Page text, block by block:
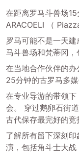
在距离罗马斗兽场
ARACOELI （
罗马可能不是一天
马斗兽场和梵蒂冈，
在当地合作伙伴的
25分钟的古罗马多媒
在专业导游的带领
会。 穿过鹅卵石街
古代保存最完好的竞
了解所有留下深刻
演，包括角斗士大战